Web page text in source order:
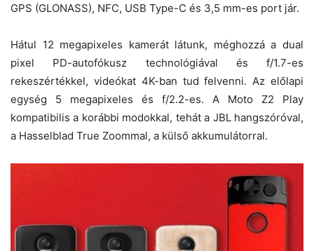
GPS (GLONASS), NFC, USB Type-C és 3,5 mm-es port jár.
Hátul 12 megapixeles kamerát látunk, méghozzá a dual
pixel PD-autofókusz technológiával és f/1.7-es
rekeszértékkel, videókat 4K-ban tud felvenni. Az előlapi
egység 5 megapixeles és f/2.2-es. A Moto Z2 Play
kompatibilis a korábbi modokkal, tehát a JBL hangszóróval,
a Hasselblad True Zoommal, a külső akkumulátorral.